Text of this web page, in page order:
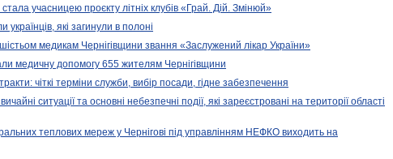
стала учасницею проєкту літніх клубів «Грай. Дій. Змінюй»
українців, які загинули в полоні
медикам Чернігівщини звання «Заслужений лікар України»
медичну допомогу 655 жителям Чернігівщини
чіткі терміни служби, вибір посади, гідне забезпечення
ситуації та основні небезпечні події, які зареєстровані на території області
теплових мереж у Чернігові під управлінням НЕФКО виходить на